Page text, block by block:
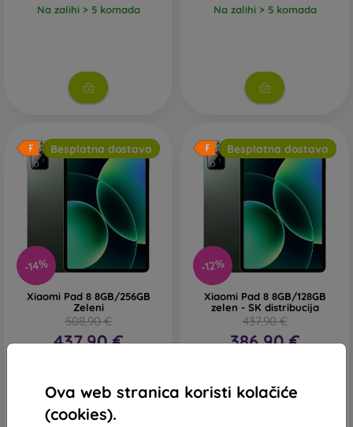
Ova web stranica koristi kolačiće
(cookies).
Na zalihi > 5 komada Na zalihi > 5 komada
-14%
Besplatna dostava
Xiaomi Pad 8 8GB/256GB
Zeleni
508,90 €
437,90 €
-12%
Besplatna dostava
Xiaomi Pad 8 8GB/128GB
zelen - SK distribucija
437,90 €
386,90 €